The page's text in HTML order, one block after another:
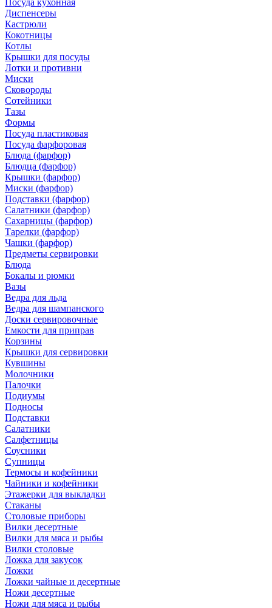
Посуда кухонная
Диспенсеры
Кастрюли
Кокотницы
Котлы
Крышки для посуды
Лотки и противни
Миски
Сковороды
Сотейники
Тазы
Формы
Посуда пластиковая
Посуда фарфоровая
Блюда (фарфор)
Блюдца (фарфор)
Крышки (фарфор)
Миски (фарфор)
Подставки (фарфор)
Салатники (фарфор)
Сахарницы (фарфор)
Тарелки (фарфор)
Чашки (фарфор)
Предметы сервировки
Блюда
Бокалы и рюмки
Вазы
Ведра для льда
Ведра для шампанского
Доски сервировочные
Емкости для приправ
Корзины
Крышки для сервировки
Кувшины
Молочники
Палочки
Подиумы
Подносы
Подставки
Салатники
Салфетницы
Соусники
Супницы
Термосы и кофейники
Чайники и кофейники
Этажерки для выкладки
Стаканы
Столовые приборы
Вилки десертные
Вилки для мяса и рыбы
Вилки столовые
Ложка для закусок
Ложки
Ложки чайные и десертные
Ножи десертные
Ножи для мяса и рыбы